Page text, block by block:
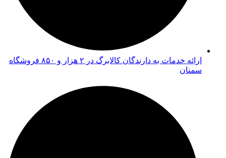
ارائه خدمات به دارندگان کالابرگ در ۲ هزار و ۸۵۰ فروشگاه
سمنان